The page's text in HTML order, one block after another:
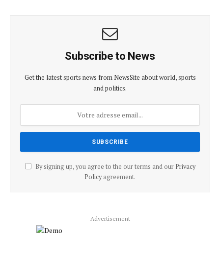
Subscribe to News
Get the latest sports news from NewsSite about world, sports
and politics.
By signing up, you agree to the our terms and our Privacy
Policyagreement.
Advertisement